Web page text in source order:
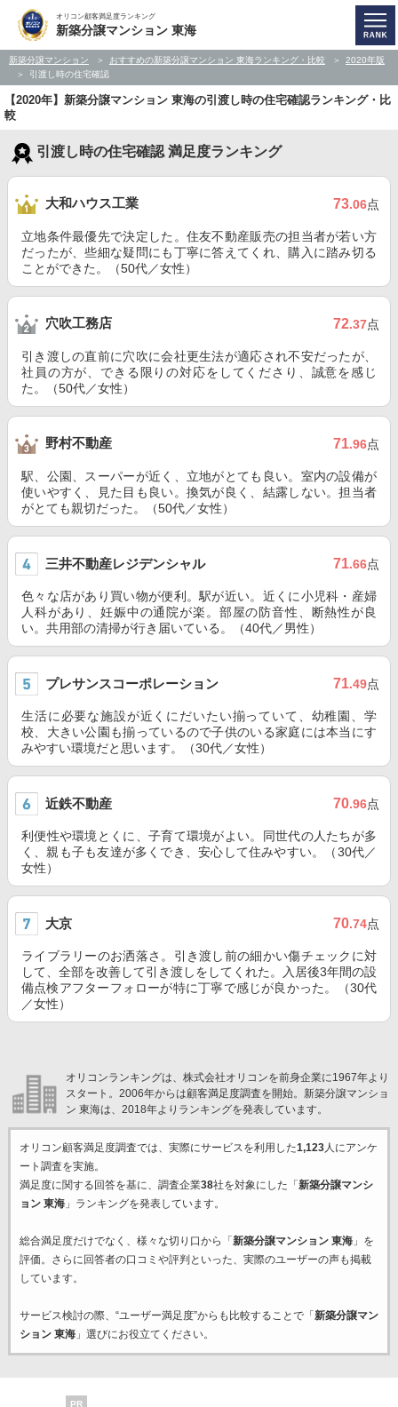
オリコン顧客満足度ランキング
新築分譲マンション 東海
新築分譲マンション おすすめの新築分譲マンション 東海ランキング・比較
2020年版
引渡し時の住宅確認
【2020年】新築分譲マンション 東海の引渡し時の住宅確認ランキング・比
較
引渡し時の住宅確認 満足度ランキング
大和ハウス工業 73.06点
立地条件最優先で決定した。住友不動産販売の担当者が若い方
だったが、些細な疑問にも丁寧に答えてくれ、購入に踏み切る
ことができた。（50代／女性）
穴吹工務店 72.37点
引き渡しの直前に穴吹に会社更生法が適応され不安だったが、
社員の方が、できる限りの対応をしてくださり、誠意を感じ
た。（50代／女性）
野村不動産 71.96点
駅、公園、スーパーが近く、立地がとても良い。室内の設備が
使いやすく、見た目も良い。換気が良く、結露しない。担当者
がとても親切だった。（50代／女性）
三井不動産レジデンシャル 71.66点
色々な店があり買い物が便利。駅が近い。近くに小児科・産婦
人科があり、妊娠中の通院が楽。部屋の防音性、断熱性が良
い。共用部の清掃が行き届いている。（40代／男性）
プレサンスコーポレーション 71.49点
生活に必要な施設が近くにだいたい揃っていて、幼稚園、学
校、大きい公園も揃っているので子供のいる家庭には本当にす
みやすい環境だと思います。（30代／女性）
近鉄不動産 70.96点
利便性や環境とくに、子育て環境がよい。同世代の人たちが多
く、親も子も友達が多くでき、安心して住みやすい。（30代／
女性）
大京 70.74点
ライブラリーのお洒落さ。引き渡し前の細かい傷チェックに対
して、全部を改善して引き渡しをしてくれた。入居後3年間の設
備点検アフターフォローが特に丁寧で感じが良かった。（30代
／女性）
オリコンランキングは、株式会社オリコンを前身企業に1967年より
スタート。2006年からは顧客満足度調査を開始。新築分譲マンショ
ン 東海は、2018年よりランキングを発表しています。
オリコン顧客満足度調査では、実際にサービスを利用した1,123人にアンケ
ート調査を実施。
満足度に関する回答を基に、調査企業38社を対象にした「 新築分譲マンシ
ョン 東海」ランキングを発表しています。
総合満足度だけでなく、様々な切り口から「 新築分譲マンション 東海」を
評価。さらに回答者の口コミや評判といった、実際のユーザーの声も掲載
しています。
サービス検討の際、“ユーザー満足度”からも比較することで「 新築分譲マン
ション 東海」選びにお役立てください。
PR